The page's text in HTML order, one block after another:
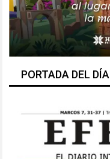
PORTADA DEL DÍA